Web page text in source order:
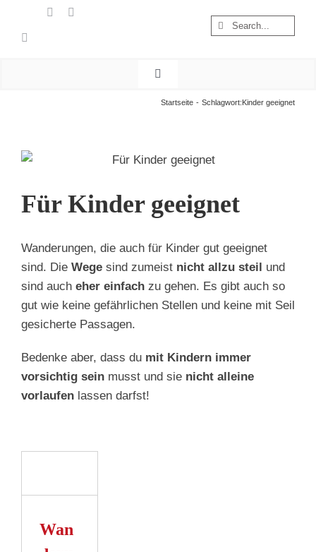
Suche
Toggle
Österreich
Nachhaltigkeit
Startseite Schlagwort:Kinder geeignet
Für Kinder geeignet
Wanderungen, die auch für Kinder gut geeignet
sind. Die Wege sind zumeist nicht allzu steil
und
sind auch eher einfach zu gehen. Es gibt auch so
gut wie keine gefährlichen Stellen und keine mit Seil
gesicherte Passagen.
Bedenke aber, dass du mit Kindern immer
vorsichtig sein musst und sie nicht alleine
vorlaufen lassen darfst!
Wan